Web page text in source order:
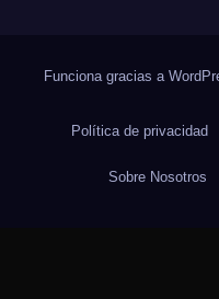
Funciona gracias a
Política de privacidad
Sobre Nosotros